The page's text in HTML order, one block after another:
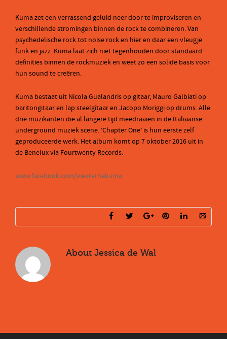
Kuma zet een verrassend geluid neer door te improviseren en
verschillende stromingen binnen de rock te combineren. Van
psychedelische rock tot noise rock en hier en daar een vleugje
funk en jazz. Kuma laat zich niet tegenhouden door standaard
definities binnen de rockmuziek en weet zo een solide basis voor
hun sound te creëren.
Kuma bestaat uit Nicola Gualandris op gitaar, Mauro Galbiati op
baritongitaar en lap steelgitaar en Jacopo Moriggi op drums. Alle
drie muzikanten die al langere tijd meedraaien in de Italiaanse
underground muziek scene. ‘Chapter One’ is hun eerste zelf
geproduceerde werk. Het album komt op 7 oktober 2016 uit in
de Benelux via Fourtwenty Records.
www.facebook.com/wearethekuma
About Jessica de Wal